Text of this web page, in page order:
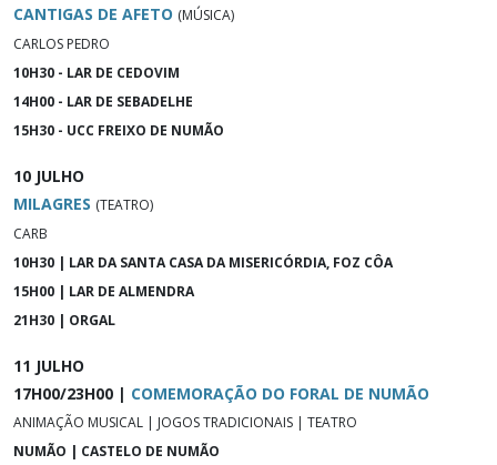
CANTIGAS DE AFETO (MÚSICA)
CARLOS PEDRO
10H30 - LAR DE CEDOVIM
14H00 - LAR DE SEBADELHE
15H30 - UCC FREIXO DE NUMÃO
10 JULHO
MILAGRES (TEATRO)
CARB
10H30 | LAR DA SANTA CASA DA MISERICÓRDIA, FOZ CÔA
15H00 | LAR DE ALMENDRA
21H30 | ORGAL
11 JULHO
17H00/23H00 | COMEMORAÇÃO DO FORAL DE NUMÃO
ANIMAÇÃO MUSICAL | JOGOS TRADICIONAIS | TEATRO
NUMÃO | CASTELO DE NUMÃO